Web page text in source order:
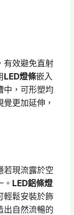
有效避免直射
LED燈條嵌入
中，可形塑均
更加延伸，
若現流露於空
LED鋁條燈
輕鬆安裝於飾
出自然流暢的